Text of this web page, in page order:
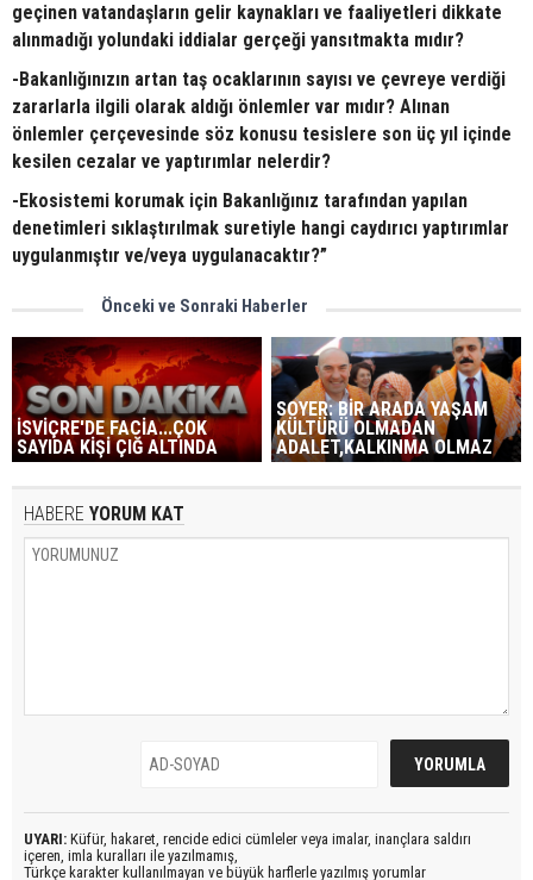
geçinen vatandaşların gelir kaynakları ve faaliyetleri dikkate
alınmadığı yolundaki iddialar gerçeği yansıtmakta mıdır?
-Bakanlığınızın artan taş ocaklarının sayısı ve çevreye verdiği
zararlarla ilgili olarak aldığı önlemler var mıdır? Alınan
önlemler çerçevesinde söz konusu tesislere son üç yıl içinde
kesilen cezalar ve yaptırımlar nelerdir?
-Ekosistemi korumak için Bakanlığınız tarafından yapılan
denetimleri sıklaştırılmak suretiyle hangi caydırıcı yaptırımlar
uygulanmıştır ve/veya uygulanacaktır?”
Önceki ve Sonraki Haberler
İSVİÇRE'DE FACİA...ÇOK
SAYIDA KİŞİ ÇIĞ ALTINDA
SOYER: BİR ARADA YAŞAM
KÜLTÜRÜ OLMADAN
ADALET,KALKINMA OLMAZ
HABERE YORUM KAT
UYARI: Küfür, hakaret, rencide edici cümleler veya imalar, inançlara saldırı
içeren, imla kuralları ile yazılmamış,
Türkçe karakter kullanılmayan ve büyük harflerle yazılmış yorumlar